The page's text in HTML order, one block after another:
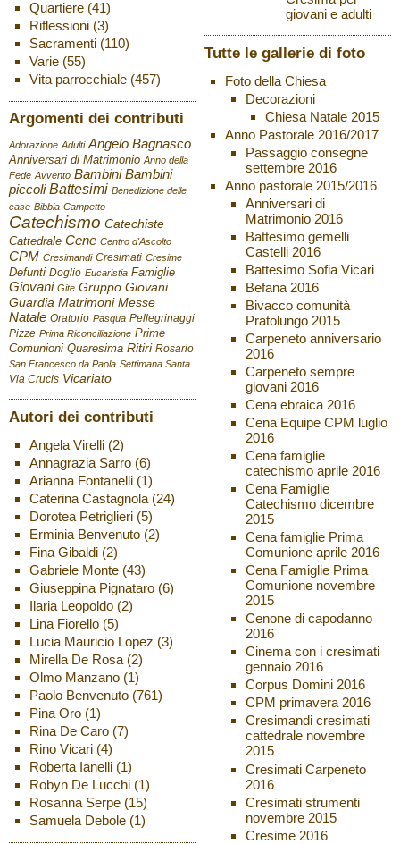
Quartiere(41)
Riflessioni(3)
Sacramenti(110)
Varie(55)
Vita parrocchiale(457)
Argomenti dei contributi
Adorazione Adulti Angelo Bagnasco
Anniversari di Matrimonio Anno della
Fede Avvento Bambini Bambini
piccoli Battesimi Benedizione delle
case Bibbia Campetto
Catechismo Catechiste
Cattedrale Cene Centro d'Ascolto
CPM Cresimandi Cresimati Cresime
Defunti Doglio Eucaristia Famiglie
Giovani Gite Gruppo Giovani
Guardia Matrimoni Messe
Natale Oratorio Pasqua Pellegrinaggi
Pizze Prima Riconciliazione Prime
Comunioni Quaresima Ritiri Rosario
San Francesco da Paola Settimana Santa
Via Crucis Vicariato
Autori dei contributi
Angela Virelli(2)
Annagrazia Sarro(6)
Arianna Fontanelli(1)
Caterina Castagnola(24)
Dorotea Petriglieri(5)
Erminia Benvenuto(2)
Fina Gibaldi(2)
Gabriele Monte(43)
Giuseppina Pignataro(6)
Ilaria Leopoldo(2)
Lina Fiorello(5)
Lucia Mauricio Lopez (3)
Mirella De Rosa(2)
Olmo Manzano(1)
Paolo Benvenuto(761)
Pina Oro(1)
Rina De Caro(7)
Rino Vicari(4)
Roberta Ianelli(1)
Robyn De Lucchi(1)
Rosanna Serpe(15)
Samuela Debole(1)
giovani e adulti
Tutte le gallerie di foto
Foto della Chiesa
Decorazioni
Chiesa Natale 2015
Anno Pastorale 2016/2017
Passaggio consegne
settembre 2016
Anno pastorale 2015/2016
Anniversari di
Matrimonio 2016
Battesimo gemelli
Castelli 2016
Battesimo Sofia Vicari
Befana 2016
Bivacco comunità
Pratolungo 2015
Carpeneto anniversario
2016
Carpeneto sempre
giovani 2016
Cena ebraica 2016
Cena Equipe CPM luglio
2016
Cena famiglie
catechismo aprile 2016
Cena Famiglie
Catechismo dicembre
2015
Cena famiglie Prima
Comunione aprile 2016
Cena Famiglie Prima
Comunione novembre
2015
Cenone di capodanno
2016
Cinema con i cresimati
gennaio 2016
Corpus Domini 2016
CPM primavera 2016
Cresimandi cresimati
cattedrale novembre
2015
Cresimati Carpeneto
2016
Cresimati strumenti
novembre 2015
Cresime 2016